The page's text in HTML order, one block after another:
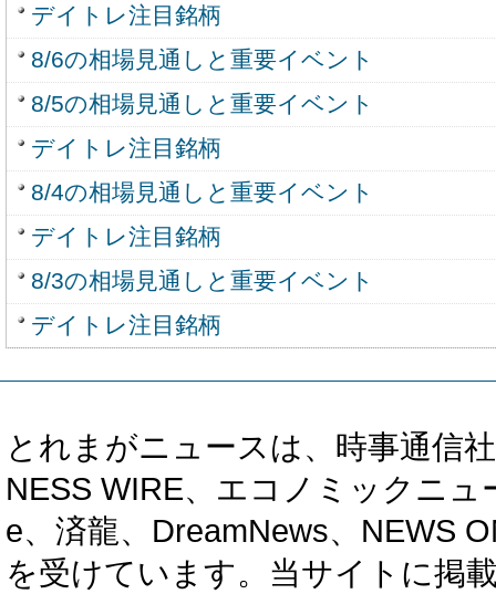
デイトレ注目銘柄
8/6の相場見通しと重要イベント
8/5の相場見通しと重要イベント
デイトレ注目銘柄
8/4の相場見通しと重要イベント
デイトレ注目銘柄
8/3の相場見通しと重要イベント
デイトレ注目銘柄
とれまがニュースは、時事通信
NESS WIRE、エコノミックニ
e、済龍、DreamNews、NEWS
を受けています。当サイトに掲